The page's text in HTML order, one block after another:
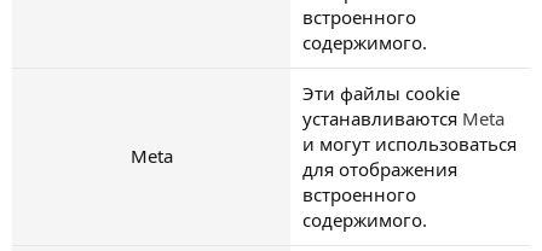
встроенного
содержимого.
Meta
Эти файлы cookie
устанавливаются Meta
и могут использоваться
для отображения
встроенного
содержимого.